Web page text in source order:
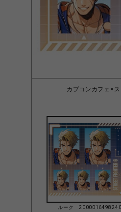
カプコンカフェ×
ルーク 2000016498240